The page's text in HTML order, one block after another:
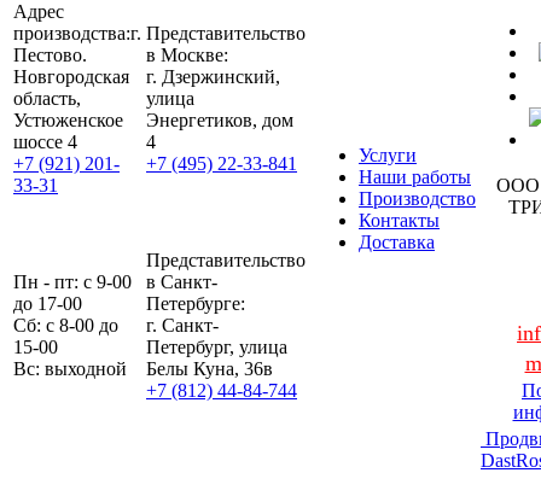
Адрес
производства:г.
Пестово.
Новгородская
область,
Устюженское
шоссе 4
+7 (921) 201-
33-31
Представительство
в Москве:
г. Дзержинский,
улица
Энергетиков, дом
4
+7 (495) 22-33-841
Услуги
Наши работы
Производство
Контакты
Доставка
ООО
Пн - пт: с 9-00
до 17-00
Сб: с 8-00 до
15-00
Вс: выходной
Представительство
в Санкт-
Петербурге:
г. Санкт-
Петербург, улица
Белы Куна, 36в
+7 (812) 44-84-744